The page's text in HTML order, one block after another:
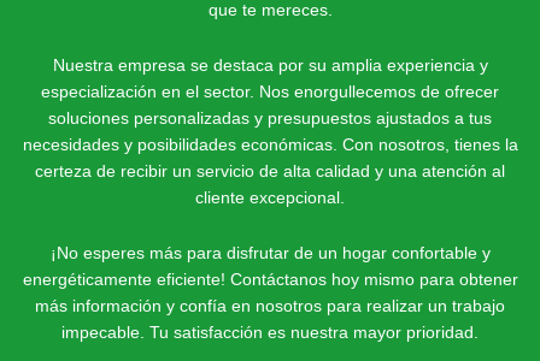
que te mereces.
Nuestra empresa se destaca por su amplia experiencia y
especialización en el sector. Nos enorgullecemos de ofrecer
soluciones personalizadas y presupuestos ajustados a tus
necesidades y posibilidades económicas. Con nosotros, tienes la
certeza de recibir un servicio de alta calidad y una atención al
cliente excepcional.
¡No esperes más para disfrutar de un hogar confortable y
energéticamente eficiente! Contáctanos hoy mismo para obtener
más información y confía en nosotros para realizar un trabajo
impecable. Tu satisfacción es nuestra mayor prioridad.